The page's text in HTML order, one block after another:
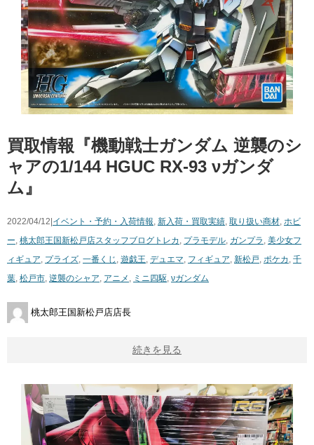
買取情報『機動戦士ガンダム ​逆襲のシ
ャアの1/144 ​HGUC ​RX-93 ​νガンダ
ム』
2022/04/12| イベント・予約・入荷情報, 新入荷・買取実績, 取り扱い商材, ホビ
ー, 桃太郎王国新松戸店スタッフブログ トレカ , プラモデル, ガンプラ , 美少女フ
ィギュア, プライズ, 一番くじ , 遊戯王, デュエマ, フィギュア, 新松戸, ポケカ , 千
葉, 松戸市, 逆襲のシャア, アニメ , ミニ四駆, νガンダム
桃太郎王国新松戸店店長
続きを見る